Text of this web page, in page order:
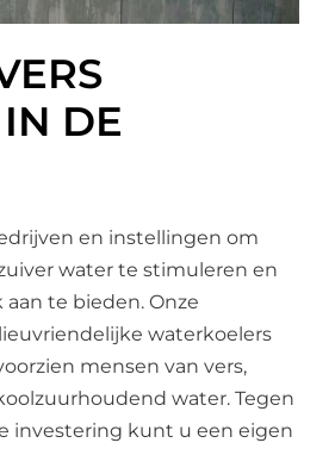
DE
en instellingen om
water te stimuleren en
te bieden. Onze
waterkoelers
mensen van vers,
water. Tegen
investering kunt u een eigen